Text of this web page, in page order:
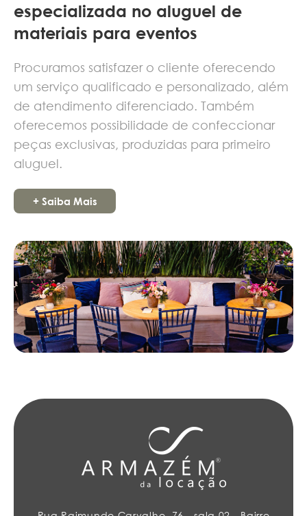
especializada no aluguel de
materiais para eventos
Procuramos satisfazer o cliente oferecendo
um serviço qualificado e personalizado, além
de atendimento diferenciado. Também
oferecemos possibilidade de confeccionar
peças exclusivas, produzidas para primeiro
aluguel.
+ Saiba Mais